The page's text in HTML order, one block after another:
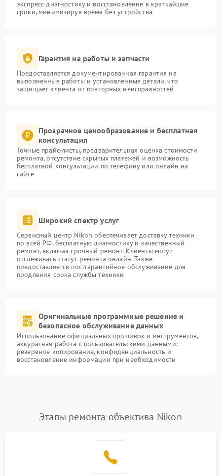
экспресс-диагностику и восстановление в кратчайшие
сроки, минимизируя время без устройства
Гарантия на работы и запчасти
Предоставляется документированная гарантия на
выполненные работы и установленные детали, что
защищает клиента от повторных неисправностей
Прозрачное ценообразование и бесплатная
консультация
Точные прайс-листы, предварительная оценка стоимости
ремонта, отсутствие скрытых платежей и возможность
бесплатной консультации по телефону или онлайн на
сайте
Широкий спектр услуг
Сервисный центр Nikon обеспечивает доставку техники
по всей РФ, бесплатную диагностику и качественный
ремонт, включая срочный ремонт. Клиенты могут
отслеживать статус ремонта онлайн. Также
предоставляется постгарантийное обслуживание для
продления срока службы техники
Оригинальные программные решение и
безопасное обслуживание данных
Использование официальных прошивок и инструментов,
аккуратная работа с пользовательскими данными:
резервное копирование, конфиденциальность и
восстановление информации при необходимости
Этапы ремонта объектива Nikon